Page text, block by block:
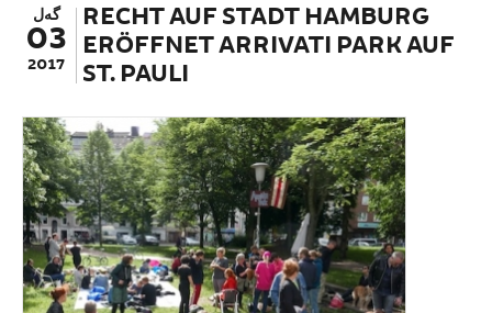
گەل
03
2017
RECHT AUF STADT HAMBURG
ERÖFFNET ARRIVATI PARK AUF
ST. PAULI